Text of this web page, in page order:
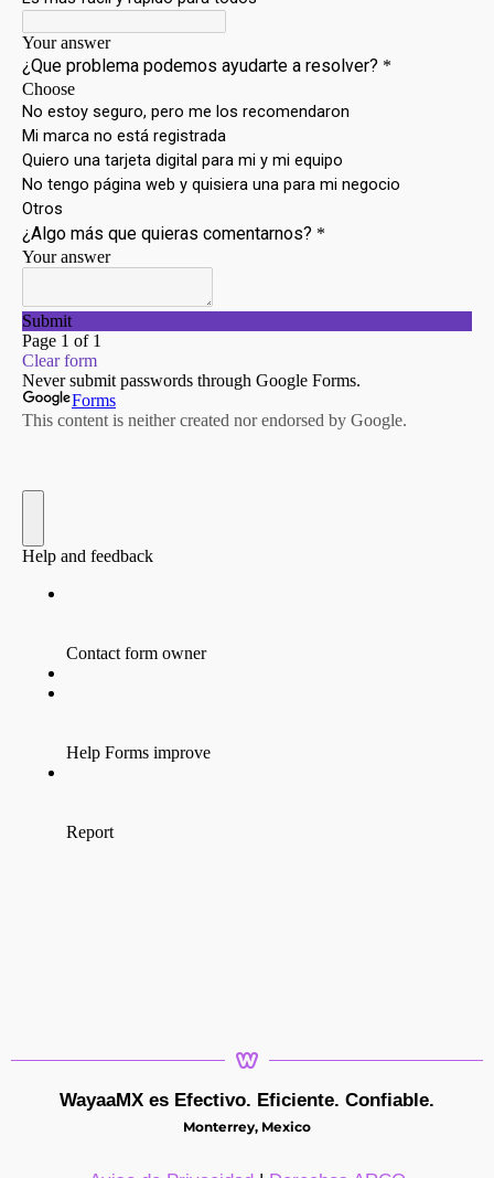
WayaaMX es Efectivo. Eficiente. Confiable.
Monterrey, Mexico